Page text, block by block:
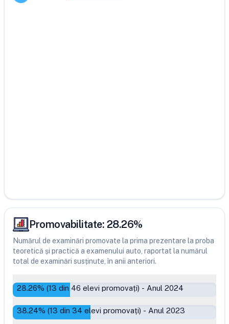
Promovabilitate: 28.26%
Numărul de examinări promovate la prima prezentare la proba
teoretică și practică a examenului auto, raportat la numărul
total de examinări susținute, în anii anteriori.
28.26% (13 din 46 elevi promovați) - Anul 2024
38.24% (13 din 34 elevi promovați) - Anul 2023